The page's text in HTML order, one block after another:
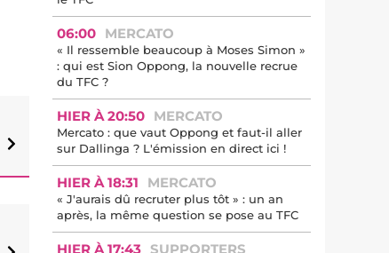
06:00 MERCATO
« Il ressemble beaucoup à Moses Simon »
: qui est Sion Oppong, la nouvelle recrue
du TFC ?
HIER À 20:50 MERCATO
Mercato : que vaut Oppong et faut-il aller
sur Dallinga ? L'émission en direct ici !
HIER À 18:31 MERCATO
« J'aurais dû recruter plus tôt » : un an
après, la même question se pose au TFC
HIER À 17:43 SUPPORTERS